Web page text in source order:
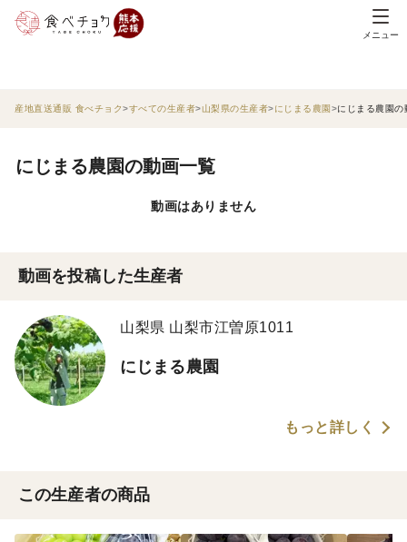
メニュー
産地直送通販 食べチョク すべての生産者 山梨県の生産者 にじまる農園 にじまる農園の
にじまる農園の動画一覧
動画はありません
動画を投稿した生産者
山梨県 山梨市江曽原1011
にじまる農園
もっと詳しく
この生産者の商品